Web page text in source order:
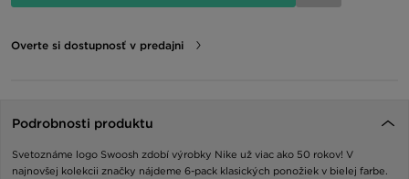
Overte si dostupnosť v predajni
Podrobnosti produktu
Svetoznáme logo Swoosh zdobí výrobky Nike už viac ako 50 rokov! V
najnovšej kolekcii značky nájdeme 6-pack klasických ponožiek v bielej farbe.